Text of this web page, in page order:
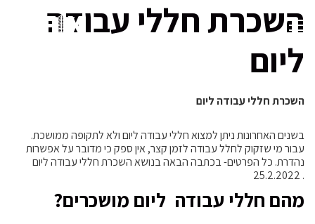
השכרת חללי עבודה
ליום
השכרת חללי עבודה ליום
בשנים האחרונות ניתן למצוא חללי עבודה ליום ולא לתקופה ממושכת.
עבור מי שזקוק לחלל עבודה לזמן קצר, אין ספק כי מדובר על אפשרות
נהדרת. כל הפרטים- בכתבה הבאה בנושא השכרת חללי עבודה ליום
. 25.2.2022
מהם חללי עבודה ליום מושכרים?